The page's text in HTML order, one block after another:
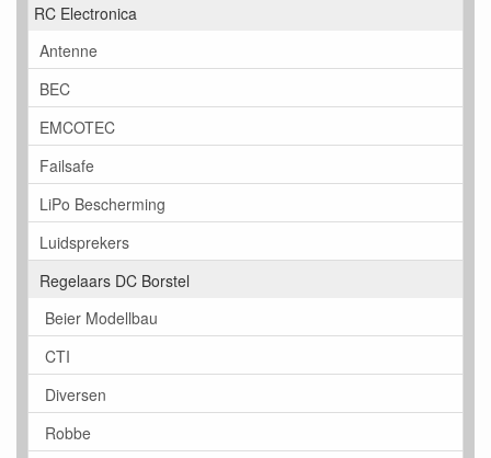
RC Electronica
Antenne
BEC
EMCOTEC
Failsafe
LiPo Bescherming
Luidsprekers
Regelaars DC Borstel
Beier Modellbau
CTI
Diversen
Robbe